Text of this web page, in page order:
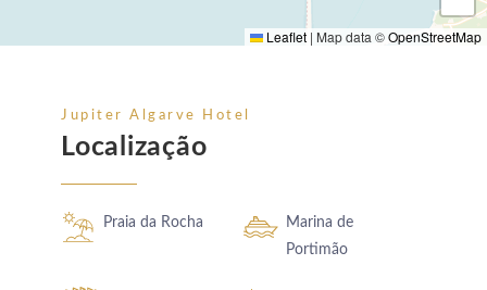
Leaflet | Map data ©OpenStreetMap
Jupiter Algarve Hotel
Localização
Praia da Rocha
Marina de
Portimão